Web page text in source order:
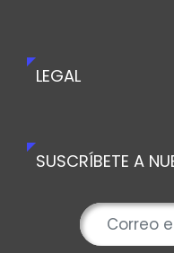
LEGAL
SUSCRÍBETE A